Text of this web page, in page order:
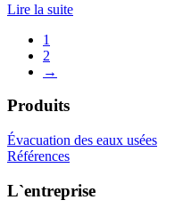
Lire la suite
1
2
→
Produits
Évacuation des eaux usées
Références
L`entreprise